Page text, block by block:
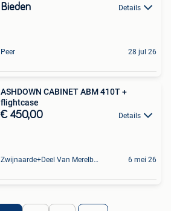
Bieden Details
Peer 28 jul 26
ASHDOWN CABINET ABM 410T +
flightcase
€ 450,00 Details
Zwijnaarde+Deel Van Merelbeke 6 mei 26